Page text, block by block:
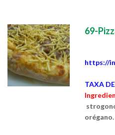
69-
https://
TAXA
orégano.